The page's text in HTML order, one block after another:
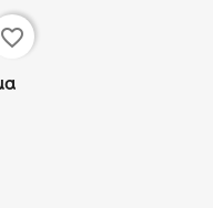
favorite_border